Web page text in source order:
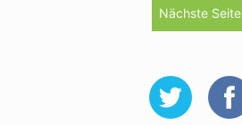
Nächste Seite